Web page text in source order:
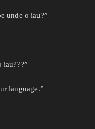
unde o iau?”
iau???”
language.”